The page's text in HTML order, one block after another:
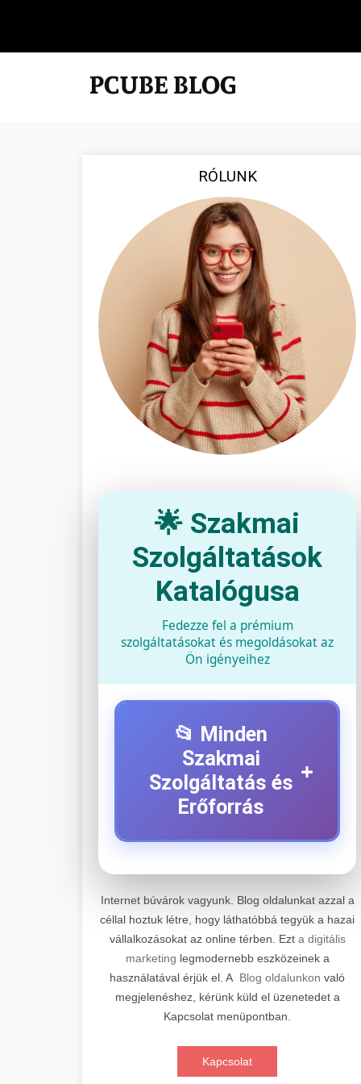
RÓLUNK
🌟 Szakmai
Szolgáltatások
Katalógusa
Fedezze fel a prémium
szolgáltatásokat és megoldásokat az
Ön igényeihez
📂 Minden
Szakmai
Szolgáltatás és
Erőforrás
+
+
Professzionális elektromos roller
javítási és karbantartási szolgáltatások.
Szakértő technikusaink minőségi
szervízt nyújtanak minden jelentős
márkához és modellhez.
Szervizközpont Látogatása
📊 2. Online Marketing
Ügynökség
+
Átfogó online marketing
szolgáltatások, beleértve a SEO-t,
közösségi média kezelést és digitális
hirdetéseket. Növekedés elérése
Elektromos Roller
Internet búvárok vagyunk. Blog oldalunkat azzal a
céllal hoztuk létre, hogy láthatóbbá tegyük a hazai
vállalkozásokat az online térben. Ezt a digitális
marketing legmodernebb eszközeinek a
használatával érjük el. A Blog oldalunkon való
megjelenéshez, kérünk küld el üzenetedet a
Kapcsolat menüpontban.
Kapcsolat